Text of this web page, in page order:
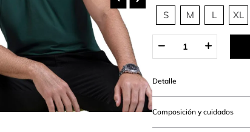
S M L XL
Detalle
Composición y cuidados